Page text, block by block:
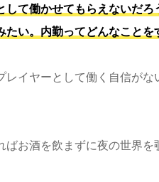
て働かせてもらえないだろ
たい。内勤ってどんなことを
イヤーとして働く自信が
お酒を飲まずに夜の世界を